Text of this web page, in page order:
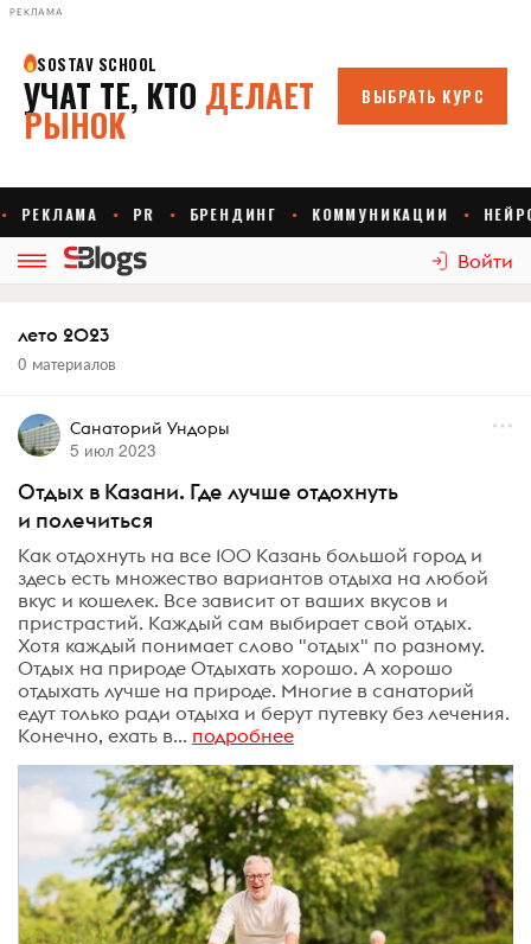
РЕКЛАМА
Войти
лето 2023
0 материалов
Санаторий Ундоры
5 июл 2023
Отдых в Казани. Где лучше отдохнуть
и полечиться
Как отдохнуть на все 100 Казань большой город и
здесь есть множество вариантов отдыха на любой
вкус и кошелек. Все зависит от ваших вкусов и
пристрастий. Каждый сам выбирает свой отдых.
Хотя каждый понимает слово "отдых" по разному.
Отдых на природе Отдыхать хорошо. А хорошо
отдыхать лучше на природе. Многие в санаторий
едут только ради отдыха и берут путевку без лечения.
Конечно, ехать в... подробнее